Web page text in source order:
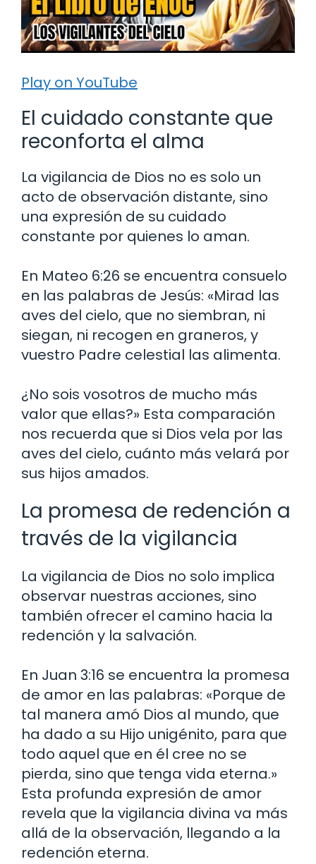
Play on YouTube
El cuidado constante que
reconforta el alma
La vigilancia de Dios no es solo un
acto de observación distante, sino
una expresión de su cuidado
constante por quienes lo aman.
En Mateo 6:26 se encuentra consuelo
en las palabras de Jesús: «Mirad las
aves del cielo, que no siembran, ni
siegan, ni recogen en graneros, y
vuestro Padre celestial las alimenta.
¿No sois vosotros de mucho más
valor que ellas?» Esta comparación
nos recuerda que si Dios vela por las
aves del cielo, cuánto más velará por
sus hijos amados.
La promesa de redención a
través de la vigilancia
La vigilancia de Dios no solo implica
observar nuestras acciones, sino
también ofrecer el camino hacia la
redención y la salvación.
En Juan 3:16 se encuentra la promesa
de amor en las palabras: «Porque de
tal manera amó Dios al mundo, que
ha dado a su Hijo unigénito, para que
todo aquel que en él cree no se
pierda, sino que tenga vida eterna.»
Esta profunda expresión de amor
revela que la vigilancia divina va más
allá de la observación, llegando a la
redención eterna.